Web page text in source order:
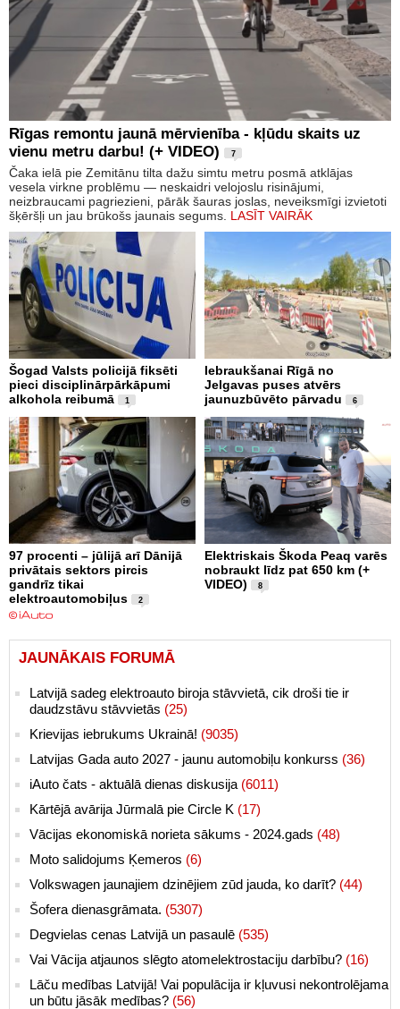
Rīgas remontu jaunā mērvienība - kļūdu skaits uz
vienu metru darbu! (+ VIDEO)
7
Čaka ielā pie Zemitānu tilta dažu simtu metru posmā atklājas
vesela virkne problēmu — neskaidri velojoslu risinājumi,
neizbraucami pagriezieni, pārāk šauras joslas, neveiksmīgi izvietoti
šķēršļi un jau brūkošs jaunais segums. LASĪT VAIRĀK
Šogad Valsts policijā fiksēti
pieci disciplinārpārkāpumi
alkohola reibumā
1
Iebraukšanai Rīgā no
Jelgavas puses atvērs
jaunuzbūvēto pārvadu
6
97 procenti – jūlijā arī Dānijā
privātais sektors pircis
gandrīz tikai
elektroautomobiļus
2
Elektriskais Škoda Peaq varēs
nobraukt līdz pat 650 km (+
VIDEO)
8
JAUNĀKAIS FORUMĀ
Latvijā sadeg elektroauto biroja stāvvietā, cik droši tie ir
daudzstāvu stāvvietās (25)
Krievijas iebrukums Ukrainā! (9035)
Latvijas Gada auto 2027 - jaunu automobiļu konkurss (36)
iAuto čats - aktuālā dienas diskusija (6011)
Kārtējā avārija Jūrmalā pie Circle K (17)
Vācijas ekonomiskā norieta sākums - 2024.gads (48)
Moto salidojums Ķemeros (6)
Volkswagen jaunajiem dzinējiem zūd jauda, ko darīt? (44)
Šofera dienasgrāmata. (5307)
Degvielas cenas Latvijā un pasaulē (535)
Vai Vācija atjaunos slēgto atomelektrostaciju darbību? (16)
Lāču medības Latvijā! Vai populācija ir kļuvusi nekontrolējama
un būtu jāsāk medības? (56)